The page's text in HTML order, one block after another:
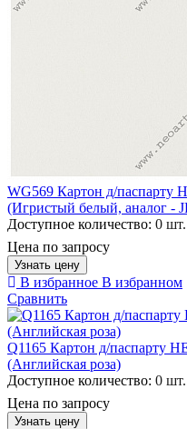
WG569 Картон д/
(Игристый белый, аналог -
Доступное количество: 0 шт.
Цена по запросу
Узнать цену
В избранное В избранном
Сравнить
Q1165 Картон д/
(Английская роза)
Доступное количество: 0 шт.
Цена по запросу
Узнать цену